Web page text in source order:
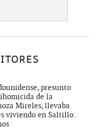
presunto
de la
Mireles, llevaba
viviendo en Saltillo: